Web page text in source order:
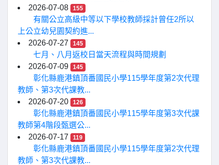
2026-07-08
155
有關公立高級中等以下學校教師採計曾任2所以
上公立幼兒園契約進...
2026-07-27
145
七月、八月返校日當天流程與時間規劃
2026-07-09
145
彰化縣鹿港鎮頂番國民小學115學年度第2次代理
教師、第3次代課教...
2026-07-20
126
彰化縣鹿港鎮頂番國民小學115學年度第3次代課
教師第4階段甄選公...
2026-07-17
119
彰化縣鹿港鎮頂番國民小學115學年度第2次代理
教師、第3次代課教...